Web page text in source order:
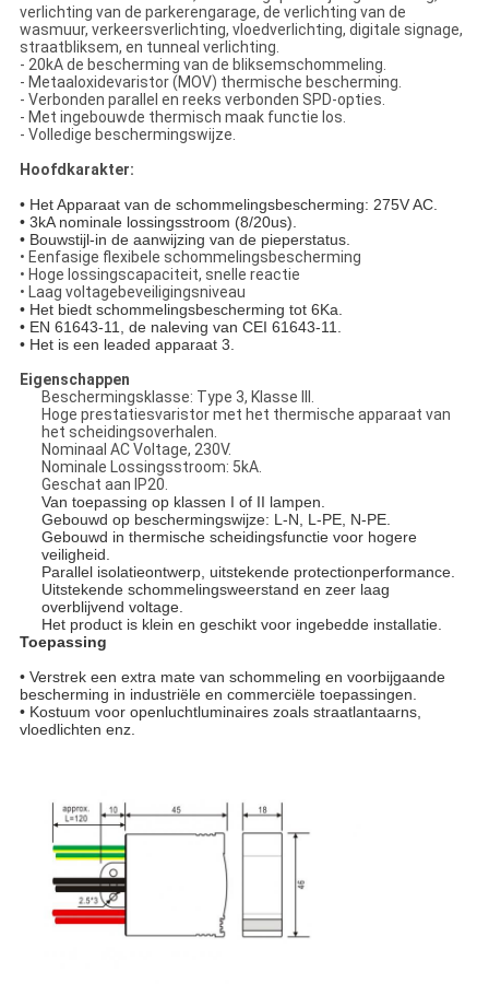
verlichting van de parkerengarage, de verlichting van de
wasmuur, verkeersverlichting, vloedverlichting, digitale signage,
straatbliksem, en tunneal verlichting.
- 20kA de bescherming van de bliksemschommeling.
- Metaaloxidevaristor (MOV) thermische bescherming.
- Verbonden parallel en reeks verbonden SPD-opties.
- Met ingebouwde thermisch maak functie los.
- Volledige beschermingswijze.
Hoofdkarakter:
• Het Apparaat van de schommelingsbescherming: 275V AC.
• 3kA nominale lossingsstroom (8/20us).
• Bouwstijl-in de aanwijzing van de pieperstatus.
• Eenfasige flexibele schommelingsbescherming
• Hoge lossingscapaciteit, snelle reactie
• Laag voltagebeveiligingsniveau
• Het biedt schommelingsbescherming tot 6Ka.
• EN 61643-11, de naleving van CEI 61643-11.
• Het is een leaded apparaat 3.
Eigenschappen
Beschermingsklasse: Type 3, Klasse III.
Hoge prestatiesvaristor met het thermische apparaat van
het scheidingsoverhalen.
Nominaal AC Voltage, 230V.
Nominale Lossingsstroom: 5kA.
Geschat aan IP20.
Van toepassing op klassen I of II lampen.
Gebouwd op beschermingswijze: L-N, L-PE, N-PE.
Gebouwd in thermische scheidingsfunctie voor hogere
veiligheid.
Parallel isolatieontwerp, uitstekende protectionperformance.
Uitstekende schommelingsweerstand en zeer laag
overblijvend voltage.
Het product is klein en geschikt voor ingebedde installatie.
Toepassing
• Verstrek een extra mate van schommeling en voorbijgaande
bescherming in industriële en commerciële toepassingen.
• Kostuum voor openluchtluminaires zoals straatlantaarns,
vloedlichten enz.